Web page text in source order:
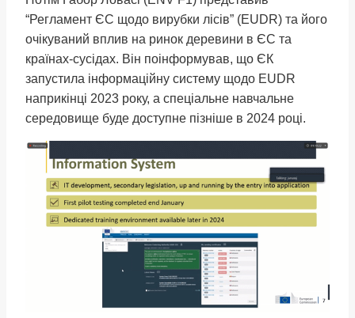
“Регламент ЄС щодо вирубки лісів” (EUDR) та його
очікуваний вплив на ринок деревини в ЄС та
країнах-сусідах. Він поінформував, що ЄК
запустила інформаційну систему щодо EUDR
наприкінці 2023 року, а спеціальне навчальне
середовище буде доступне пізніше в 2024 році.